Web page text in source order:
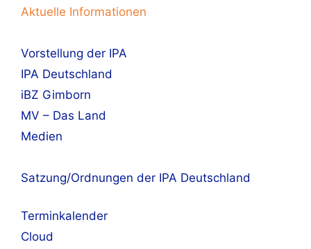
Aktuelle Informationen
Vorstellung der IPA
IPA Deutschland
iBZ Gimborn
MV – Das Land
Medien
Satzung/Ordnungen der IPA Deutschland
Terminkalender
Cloud